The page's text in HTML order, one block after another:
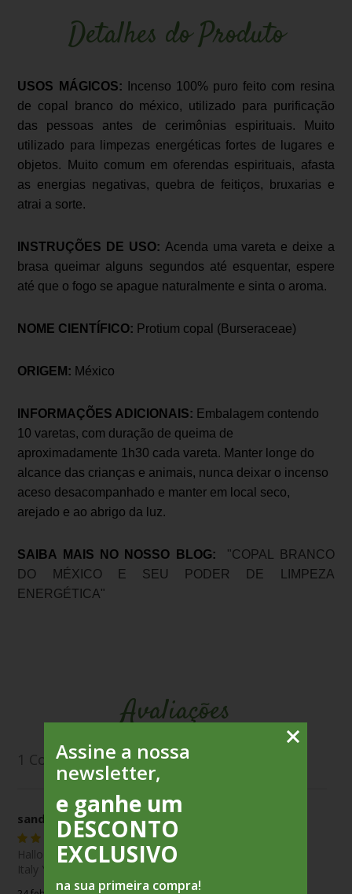
Detalhes do Produto
USOS MÁGICOS:
Incenso 100% puro feito com resina
de copal branco do méxico, utilizado para purificação
das pessoas antes de cerimônias espirituais. Muito
utilizado para limpezas energéticas fortes de lugares e
objetos. Muito comum em oferendas espirituais, afasta
as energias negativas, quebra de feitiços, bruxarias e
atrai a sorte.
INSTRUÇÕES DE USO: Acenda uma vareta e deixe a
brasa queimar alguns segundos até esquentar, espere
até que o fogo se apague naturalmente e sinta o aroma.
NOME CIENTÍFICO: Protium copal (Burseraceae)
ORIGEM: México
INFORMAÇÕES ADICIONAIS: Embalagem contendo
10 varetas, com duração de queima de
aproximadamente 1h30 cada vareta. Manter longe do
alcance das crianças e animais, nunca deixar o incenso
aceso desacompanhado e manter em local seco,
arejado e ao abrigo da luz.
SAIBA MAIS NO NOSSO BLOG:
"COPAL BRANCO
DO MÉXICO E SEU PODER DE LIMPEZA
ENERGÉTICA"
Avaliações
1 Comentário
sandra santamaria
Hallo do you sell in Italy too? Thanks sandra Santamaria
Italy YES
Assine a nossa
newsletter,
e ganhe um
DESCONTO
EXCLUSIVO
na sua primeira compra!